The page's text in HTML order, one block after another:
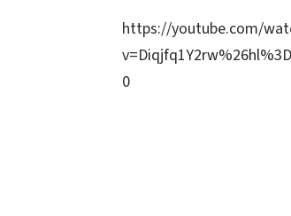
https://youtube.com/
0